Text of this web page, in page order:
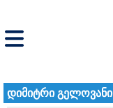
დიმიტრი გელოვანი